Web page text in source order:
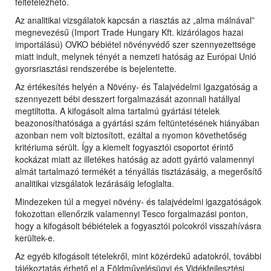
Az analitikai vizsgálatok kapcsán a riasztás az „alma málnával”
megnevezésű (Import Trade Hungary Kft. kizárólagos hazai
importálású) OVKO bébiétel növényvédő szer szennyezettsége
miatt indult, melynek tényét a nemzeti hatóság az Európai Unió
gyorsriasztási rendszerébe is bejelentette.
Az értékesítés helyén a Növény- és Talajvédelmi Igazgatóság a
szennyezett bébi desszert forgalmazását azonnali hatállyal
megtiltotta. A kifogásolt alma tartalmú gyártási tételek
beazonosíthatósága a gyártási szám feltüntetésének hiányában
azonban nem volt biztosított, ezáltal a nyomon követhetőség
kritériuma sérült. Így a kiemelt fogyasztói csoportot érintő
kockázat miatt az illetékes hatóság az adott gyártó valamennyi
almát tartalmazó termékét a tényállás tisztázásáig, a megerősítő
analitikai vizsgálatok lezárásáig lefoglalta.
Mindezeken túl a megyei növény- és talajvédelmi igazgatóságok
fokozottan ellenőrzik valamennyi Tesco forgalmazási ponton,
hogy a kifogásolt bébiételek a fogyasztói polcokról visszahívásra
kerültek-e.
Az egyéb kifogásolt tételekről, mint közérdekű adatokról, további
tájékoztatás érhető el a Földművelésügyi és Vidékfejlesztési